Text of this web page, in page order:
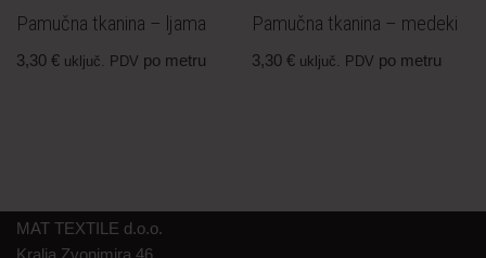
Pamučna tkanina – ljama
3,30 € uključ. PDV po metru
Pamučna tkanina – medeki
3,30€ uključ. PDV po metru
MAT TEXTILE d.o.o.
Kralja Zvonimira 46